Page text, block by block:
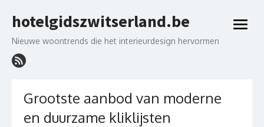
to
hotelgidszwitserland.be
Nieuwe woontrends die het interieurdesign hervormen
open
Grootste aanbod van moderne
en duurzame kliklijsten